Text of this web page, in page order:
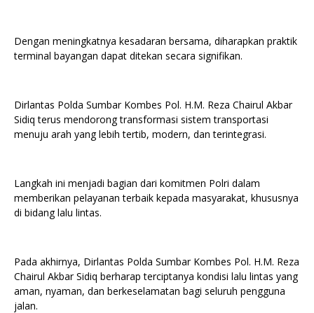
Dengan meningkatnya kesadaran bersama, diharapkan praktik
terminal bayangan dapat ditekan secara signifikan.
Dirlantas Polda Sumbar Kombes Pol. H.M. Reza Chairul Akbar
Sidiq terus mendorong transformasi sistem transportasi
menuju arah yang lebih tertib, modern, dan terintegrasi.
Langkah ini menjadi bagian dari komitmen Polri dalam
memberikan pelayanan terbaik kepada masyarakat, khususnya
di bidang lalu lintas.
Pada akhirnya, Dirlantas Polda Sumbar Kombes Pol. H.M. Reza
Chairul Akbar Sidiq berharap terciptanya kondisi lalu lintas yang
aman, nyaman, dan berkeselamatan bagi seluruh pengguna
jalan.